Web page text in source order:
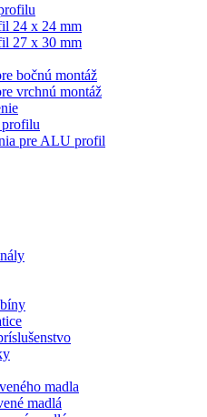
24 x 24 mm
27 x 30 mm
bočnú montáž
vrchnú montáž
pre ALU profil
madla
madlá